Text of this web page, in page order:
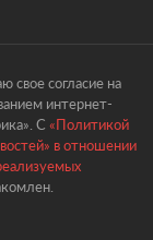
свое согласие на
интернет-
С «Политикой
в отношении